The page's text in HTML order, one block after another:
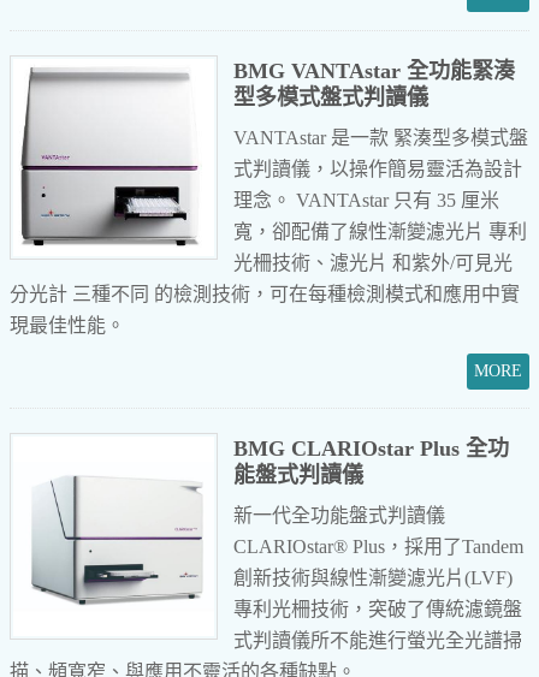
BMG VANTAstar 全功能緊湊
型多模式盤式判讀儀
VANTAstar 是一款 緊湊型多模式盤
式判讀儀，以操作簡易靈活為設計
理念。 VANTAstar 只有 35 厘米
寬，卻配備了線性漸變濾光片 專利
光柵技術、濾光片 和紫外/可見光
分光計 三種不同 的檢測技術，可在每種檢測模式和應用中實
現最佳性能。
BMG CLARIOstar Plus 全功
能盤式判讀儀
新一代全功能盤式判讀儀
CLARIOstar® Plus，採用了Tandem
創新技術與線性漸變濾光片(LVF)
專利光柵技術，突破了傳統濾鏡盤
式判讀儀所不能進行螢光全光譜掃
描、頻寬窄、與應用不靈活的各種缺點。